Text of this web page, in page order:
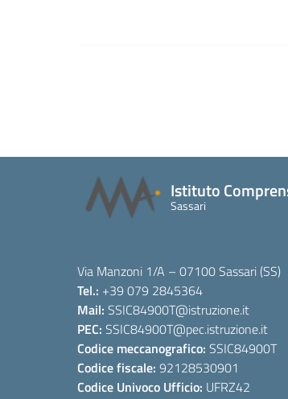
Istituto
Sassari
Via Manzoni 1/A – 07100 Sassari (SS)
Tel.: +39 079 2845364
Mail: SSIC84900T@istruzione.it
PEC: SSIC84900T@pec.istruzione.it
Codice meccanografico: SSIC84900T
Codice fiscale: 92128530901
Codice Univoco Ufficio: UFRZ42